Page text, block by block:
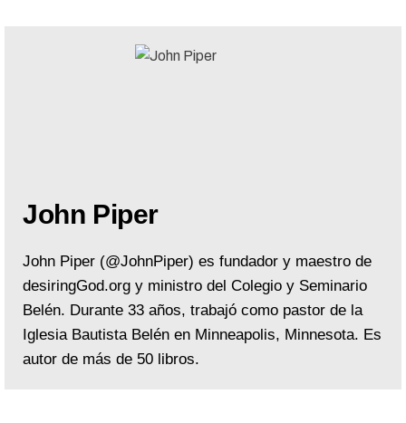
John Piper
John Piper (@JohnPiper) es fundador y maestro de
desiringGod.org y ministro del Colegio y Seminario
Belén. Durante 33 años, trabajó como pastor de la
Iglesia Bautista Belén en Minneapolis, Minnesota. Es
autor de más de 50 libros.